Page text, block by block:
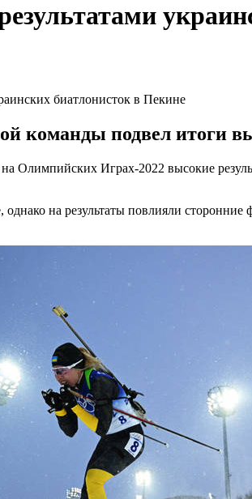
команды подвел итоги
Олимпийских Играх-2022 высокие
однако на результаты повлияли